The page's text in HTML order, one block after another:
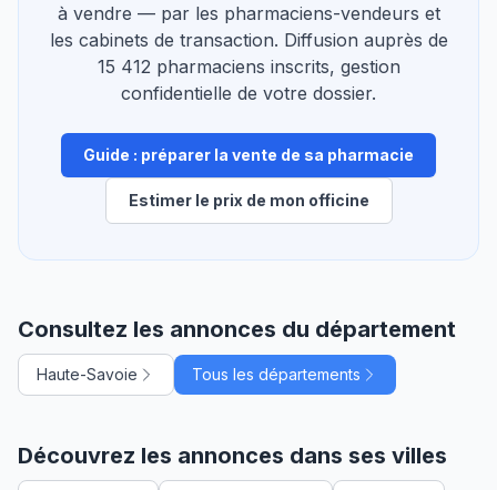
à vendre — par les pharmaciens-vendeurs et
les cabinets de transaction. Diffusion auprès de
15 412 pharmaciens inscrits, gestion
confidentielle de votre dossier.
Guide : préparer la vente de sa pharmacie
Estimer le prix de mon officine
Consultez les annonces du département
Haute-Savoie Tous les départements
Découvrez les annonces dans ses villes